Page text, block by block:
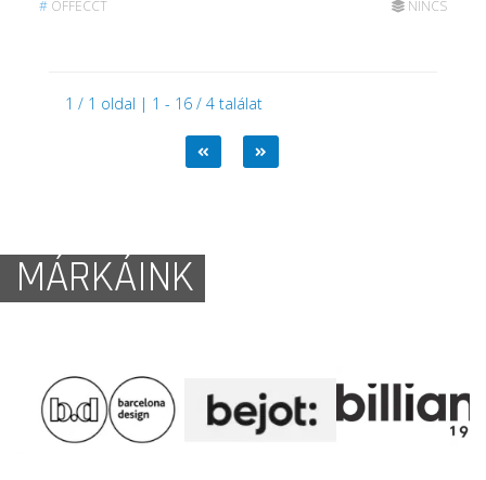
# OFFECCT NINCS
1 / 1 oldal | 1 - 16 / 4 találat
MÁRKÁINK